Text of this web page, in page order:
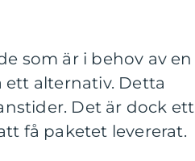
som är i behov av en
alternativ. Detta
Det är dock ett
få paketet levererat.